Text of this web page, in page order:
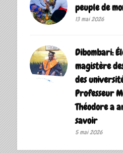
peuple de
13 mai 2026
Dibombari:
magistère
des
Professeur
Théodore a
savoir ‎
5 mai 2026